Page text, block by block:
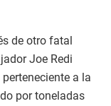
de otro fatal
Joe Redi
a la
por toneladas